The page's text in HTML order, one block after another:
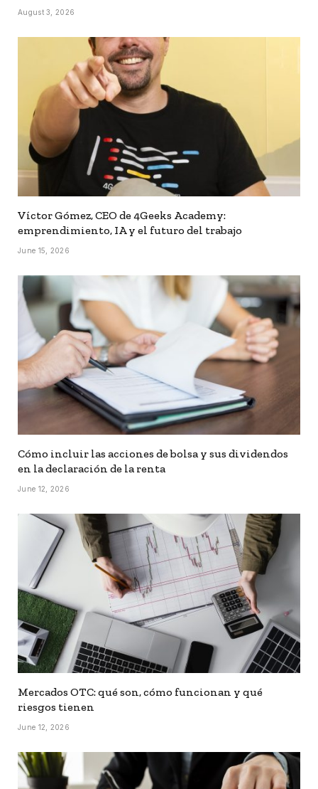
August 3, 2026
Víctor Gómez, CEO de 4Geeks Academy:
emprendimiento, IA y el futuro del trabajo
June 15, 2026
Cómo incluir las acciones de bolsa y sus dividendos
en la declaración de la renta
June 12, 2026
Mercados OTC: qué son, cómo funcionan y qué
riesgos tienen
June 12, 2026